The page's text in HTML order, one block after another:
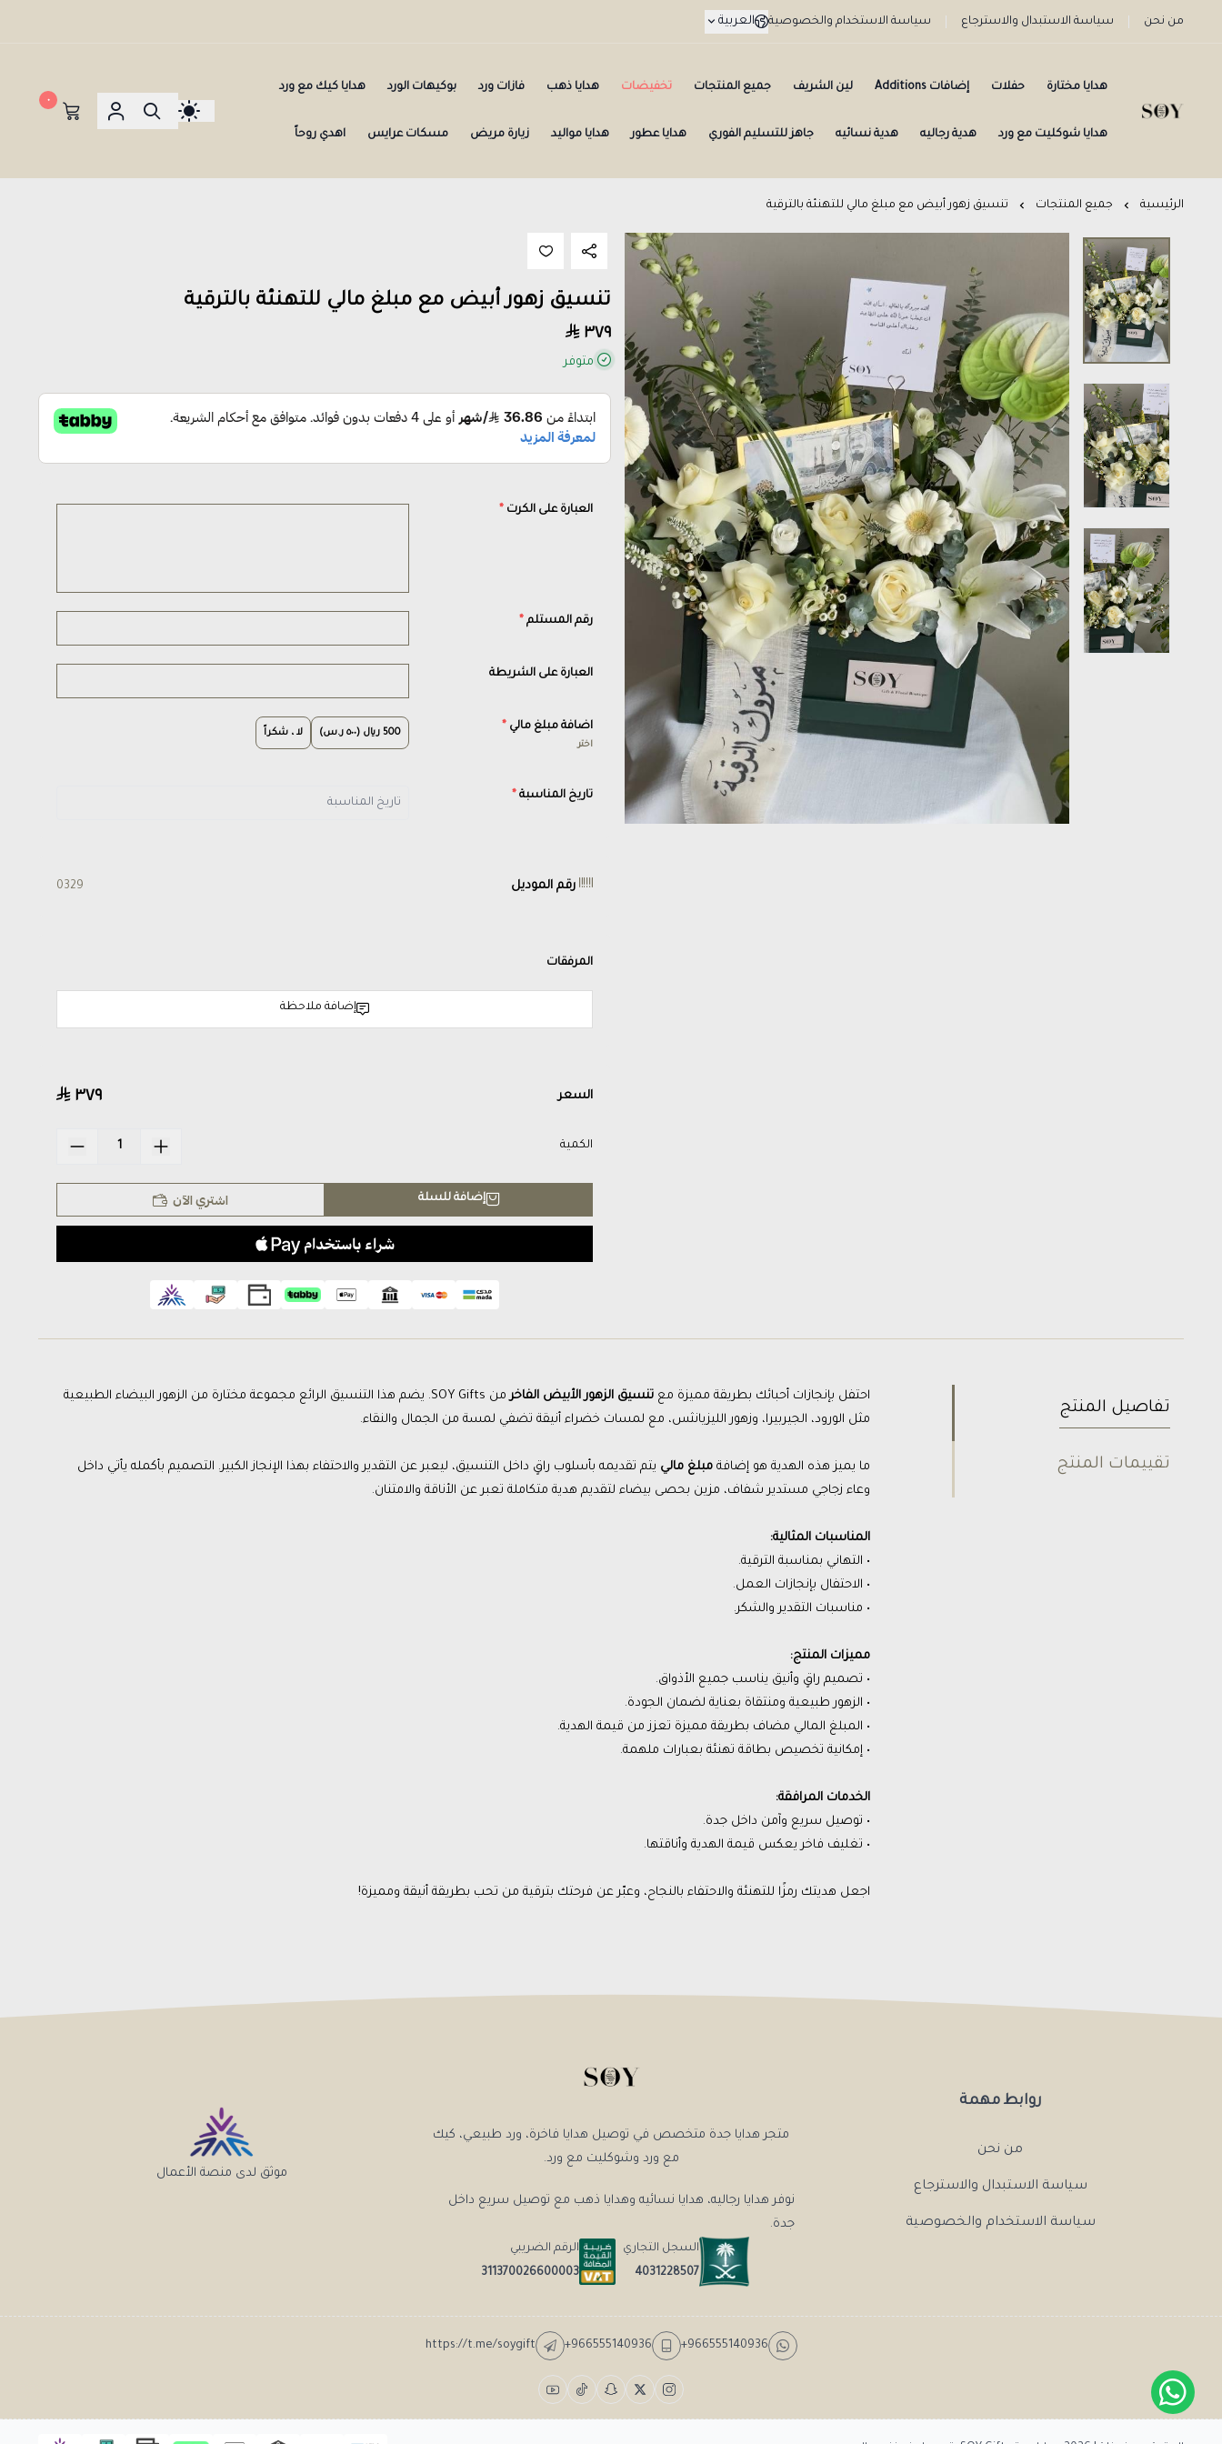
من نحن سياسة الاستبدال والاسترجاع سياسة الاستخدام والخصوصية العربية
هدايا مختارة حفلات إضافات Additions لين الشريف جميع المنتجات تخفيضات هدايا ذهب فازات ورد بوكيهات الورد هدايا كيك مع ورد
هدايا شوكليت مع ورد هدية رجاليه هدية نسائيه جاهز للتسليم الفوري هدايا عطور هدايا مواليد زيارة مريض مسكات عرايس اهدي روحاً
٠
الرئيسية جميع المنتجات تنسيق زهور أبيض مع مبلغ مالي للتهنئة بالترقية
تنسيق زهور أبيض مع مبلغ مالي للتهنئة بالترقية
٣٧٩
متوفر
العبارة على الكرت *
رقم المستلم *
العبارة على الشريطة
اضافة مبلغ مالي *
اختر
500 ريال (٥٠٠ ر.س) لا ، شكراً
تاريخ المناسبة *
رقم الموديل 0329
المرفقات
إضافة ملاحظة
السعر ٣٧٩
الكمية
إضافة للسلة اشتري الآن
تفاصيل المنتج
تقييمات المنتج
احتفل بإنجازات أحبائك بطريقة مميزة مع تنسيق الزهور الأبيض الفاخر
من SOY Gifts. يضم هذا التنسيق الرائع مجموعة مختارة من الزهور البيضاء الطبيعية
مثل الورود، الجيربيرا، وزهور الليزيانثس، مع لمسات خضراء أنيقة تضفي لمسة من الجمال والنقاء.
ما يميز هذه الهدية هو إضافة مبلغ مالي يتم تقديمه بأسلوب راقٍ داخل التنسيق، ليعبر عن التقدير والاحتفاء بهذا الإنجاز الكبير. التصميم بأكمله يأتي داخل
وعاء زجاجي مستدير شفاف، مزين بحصى بيضاء لتقديم هدية متكاملة تعبر عن الأناقة والامتنان.
المناسبات المثالية:
• التهاني بمناسبة الترقية.
• الاحتفال بإنجازات العمل.
• مناسبات التقدير والشكر.
مميزات المنتج:
• تصميم راقٍ وأنيق يناسب جميع الأذواق.
• الزهور طبيعية ومنتقاة بعناية لضمان الجودة.
• المبلغ المالي مضاف بطريقة مميزة تعزز من قيمة الهدية.
• إمكانية تخصيص بطاقة تهنئة بعبارات ملهمة.
الخدمات المرافقة:
• توصيل سريع وآمن داخل جدة.
• تغليف فاخر يعكس قيمة الهدية وأناقتها.
اجعل هديتك رمزًا للتهنئة والاحتفاء بالنجاح، وعبّر عن فرحتك بترقية من تحب بطريقة أنيقة ومميزة!
روابط مهمة
من نحن
سياسة الاستبدال والاسترجاع
سياسة الاستخدام والخصوصية
متجر هدايا جدة متخصص في توصيل هدايا فاخرة، ورد طبيعي، كيك
مع ورد وشوكليت مع ورد.
نوفر هدايا رجاليه، هدايا نسائيه وهدايا ذهب مع توصيل سريع داخل
جدة.
السجل التجاري
4031228507
الرقم الضريبي
311370026600003
موثق لدى منصة الأعمال
+966555140936
+966555140936
https://t.me/soygift